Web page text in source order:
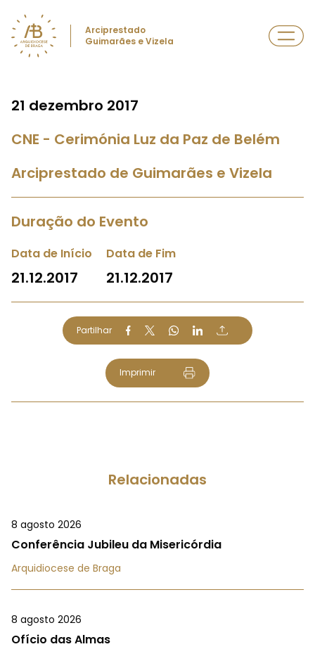
Arciprestado
Guimarães e Vizela
21 dezembro 2017
CNE - Cerimónia Luz da Paz de Belém
Arciprestado de Guimarães e Vizela
Duração do Evento
Data de Início
21.12.2017
Data de Fim
21.12.2017
Partilhar
Imprimir
Relacionadas
8 agosto 2026
Conferência Jubileu da Misericórdia
Arquidiocese de Braga
8 agosto 2026
Ofício das Almas